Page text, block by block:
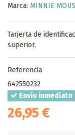
Marca: MINNIE
Tarjerta de
superior.
Referencia
642550232
Envío inmediato
26,95 €